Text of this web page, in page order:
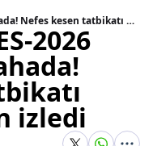
Türk ordusu EFES-2026 Tatbikatı'nda sahada! Nefes kesen tatbikatı Başkan Erdoğan izledi
2026
izledi